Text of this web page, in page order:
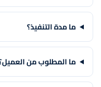
ما مدة التنفيذ؟
ما المطلوب من